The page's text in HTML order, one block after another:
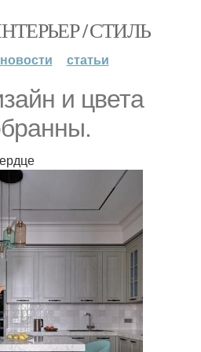
/ СТИЛЬ
новости статьи
и цвета